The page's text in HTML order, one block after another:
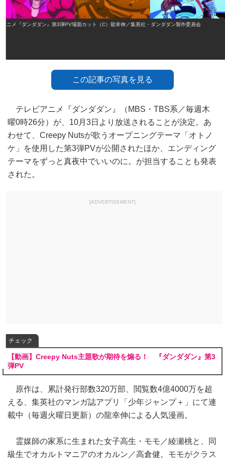
アニメ『ダンダダン』第3弾PV場面カット（C）龍幸伸／集英社・ダンダダン製作委員会
この記事の写真を見る
テレビアニメ『ダンダダン』（MBS・TBS系／毎週木
曜0時26分）が、10月3日より放送されることが決定。あ
わせて、Creepy Nutsが歌うオープニングテーマ「オトノ
ケ」を使用した第3弾PVが公開されたほか、エンディング
テーマをずっと真夜中でいいのに。が担当することも発表
された。
[ADVERTISEMENT]
チェック
【動画】Creepy Nuts主題歌が期待を煽る！ 『ダンダダン』第3
弾PV
原作は、累計発行部数320万部、閲覧数4億4000万を超
える、集英社のマンガ誌アプリ「少年ジャンプ＋」にて連
載中（毎週火曜日更新）の龍幸伸による人気漫画。
霊媒師の家系に生まれた女子高生・モモ／綾瀬桃と、同
級生でオカルトマニアのオカルン／高倉健。モモがクラス